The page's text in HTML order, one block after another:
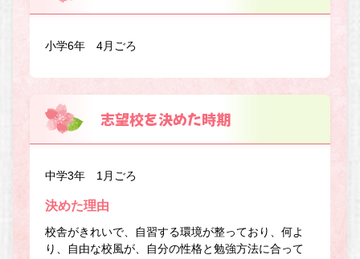
小学6年 4月ごろ
志望校を決めた時期
中学3年 1月ごろ
決めた理由
校舎がきれいで、自習する環境が整っており、何よ
り、自由な校風が、自分の性格と勉強方法に合って